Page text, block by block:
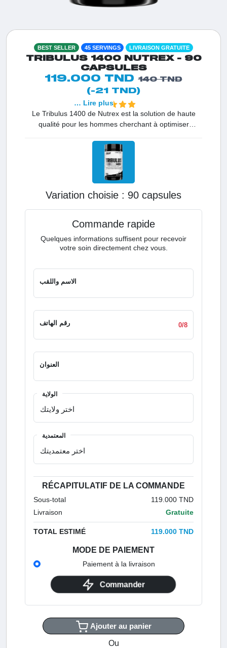
BEST SELLER 45 SERVINGS LIVRAISON GRATUITE
TRIBULUS 1400 NUTREX - 90
CAPSULES
119.000 TND 140 TND
(-21 TND)
Le Tribulus 1400 de Nutrex est la solution de haute
qualité pour les hommes cherchant à optimiser
premier choix pour soutenir un taux de testostérone
sain et stimuler la vitalité masculine. Sa concentration
exceptionnelle garantit une absorption optimale pour
obtenir des résultats rapides sur votre force, votre
… Lire plus
Variation choisie : 90 capsules
Commande rapide
Quelques informations suffisent pour recevoir
votre soin directement chez vous.
الاسم واللقب
رقم الهاتف 0/8
العنوان
الولاية
المعتمدية
RÉCAPITULATIF DE LA COMMANDE
Sous-total
119.000 TND
Livraison
Gratuite
TOTAL ESTIMÉ 119.000 TND
MODE DE PAIEMENT
Paiement à la livraison
Commander
Ajouter au panier
Ou